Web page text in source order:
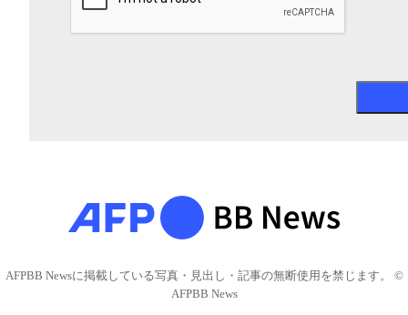
AFPBB Newsに掲載している写真・見出し・記事の無断使用を禁じます。 ©
AFPBB News